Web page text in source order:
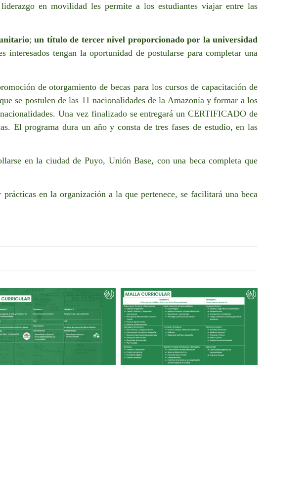
en movilidad les permite a los estudiantes viajar entre las
; un título de tercer nivel proporcionado por la universidad
interesados tengan la oportunidad de postularse para completar una
de otorgamiento de becas para los cursos de capacitación de
se postulen de las 11 nacionalidades de la Amazonía y formar a los
Una vez finalizado se entregará un CERTIFICADO de
El programa dura un año y consta de tres fases de estudio, en las
en la ciudad de Puyo, Unión Base, con una beca completa que
en la organización a la que pertenece, se facilitará una beca